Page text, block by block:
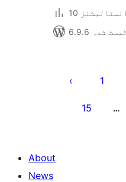
ٹیسٹ شدہ
pagination
1
15 …
About
News